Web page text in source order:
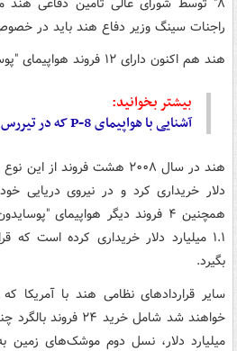
راجنات سینگ وزیر دفاع هند باید در
هند هم اکنون دارای ۱۲ فروند هواپیمای "پوسایدون پی ۸" می‌باشد.
بیشتر بخوانید:
آشنایی با هواپیمای P-8 که در تیررس پدافند سپاه بود+عکس
دلار خریداری کرد و در نیروی دریایی
بگیرد.
سایر قراردادهای نظامی هند با آمریکا